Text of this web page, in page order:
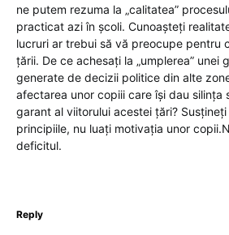
ne putem rezuma la „calitatea”
practicat azi în școli. Cunoașteți
lucruri ar trebui să vă preocupe pentru
țării. De ce achesați la „umplerea” unei
generate de decizii politice din alte
afectarea unor copiii care își dau silința
garant al viitorului acestei țări?
principiile, nu luați motivația unor
deficitul.
Reply